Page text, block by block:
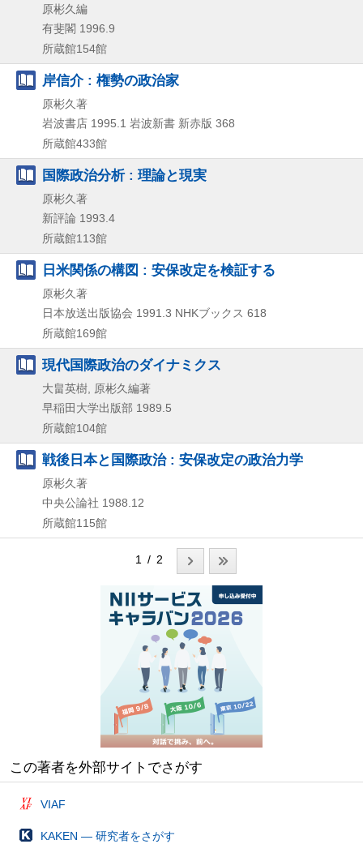
原彬久編
有斐閣 1996.9
所蔵館154館
岸信介 : 権勢の政治家
原彬久著
岩波書店 1995.1 岩波新書 新赤版 368
所蔵館433館
国際政治分析 : 理論と現実
原彬久著
新評論 1993.4
所蔵館113館
日米関係の構図 : 安保改定を検証する
原彬久著
日本放送出版協会 1991.3 NHKブックス 618
所蔵館169館
現代国際政治のダイナミクス
大畠英樹, 原彬久編著
早稲田大学出版部 1989.5
所蔵館104館
戦後日本と国際政治 : 安保改定の政治力学
原彬久著
中央公論社 1988.12
所蔵館115館
1 / 2
この著者を外部サイトでさがす
VIAF
KAKEN — 研究者をさがす